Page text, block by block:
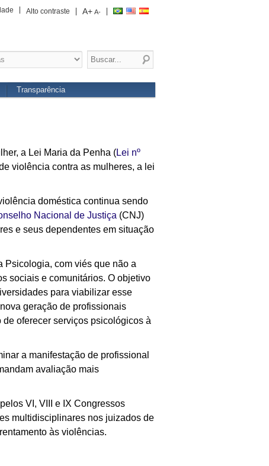
A+ A-
Alto contraste
Transparência
a Lei Maria da Penha (Lei nº
violência contra as mulheres, a lei
doméstica continua sendo
Nacional de Justiça (CNJ)
e seus dependentes em situação
Psicologia, com viés que não a
sociais e comunitários. O objetivo
para viabilizar esse
geração de profissionais
oferecer serviços psicológicos à
a manifestação de profissional
avaliação mais
VI, VIII e IX Congressos
multidisciplinares nos juizados de
às violências.